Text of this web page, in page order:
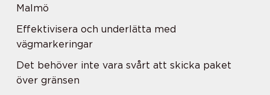
Malmö
Effektivisera och underlätta med
vägmarkeringar
Det behöver inte vara svårt att skicka paket
över gränsen